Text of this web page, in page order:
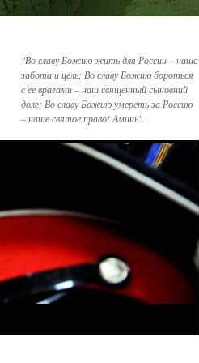
"Во славу Божию жить для России – наша
забота и цель; Во славу Божию бороться
с ее врагами – наш священный сыновний
долг; Во славу Божию умереть за Россию
– наше святое право! Аминь".